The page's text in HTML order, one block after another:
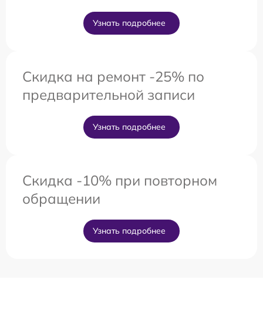
Узнать подробнее
Скидка на ремонт -25% по
предварительной записи
Узнать подробнее
Скидка -10% при повторном
обращении
Узнать подробнее